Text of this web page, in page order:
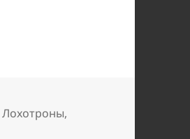
Лохотроны,